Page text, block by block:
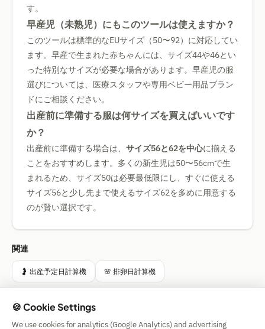
す。
早産児（未熟児）にもこのツールは使えますか？
このツールは標準的なEUサイズ（50〜92）に対応してい
ます。早産で生まれた赤ちゃんには、サイズ44や46とい
った特別なサイズが必要な場合があります。早産児の服
選びについては、医療スタッフや専用ベビー用品ブラン
ドにご相談ください。
出産前に準備する服は何サイズを買えばいいです
か？
出産前に準備する場合は、 サイズ56と62を中心に揃える
ことをおすすめします。多くの新生児は50〜56cmで生
まれるため、サイズ50は必要最低限にし、すぐに使える
サイズ56と少し先まで使えるサイズ62を多めに用意する
のが賢い選択です。
関連
🤰 出産予定日計算機 🌸 排卵日計算機
Simple Calculator
🍪 Cookie Settings
We use cookies for analytics (Google Analytics) and advertising